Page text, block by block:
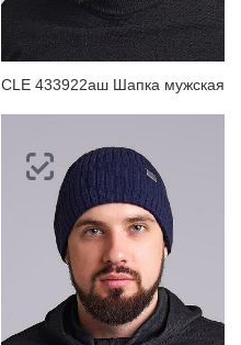
CLE 433922аш Шапка мужская